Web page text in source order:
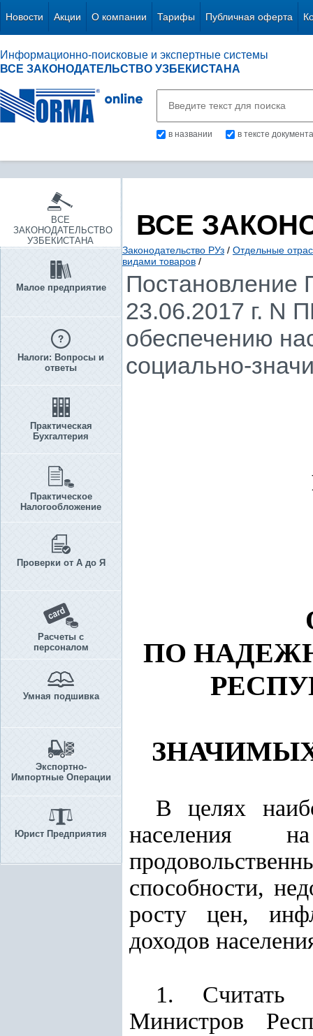
Новости Акции О компании Тарифы Публичная оферта
Информационно-поисковые и экспертные системы
ВСЕ ЗАКОНОДАТЕЛЬСТВО УЗБЕКИСТАНА
в названии в тексте документа
ВСЕ
ЗАКОНОДАТЕЛЬСТВО
УЗБЕКИСТАНА
Малое предприятие
Налоги: Вопросы и
ответы
Практическая
Бухгалтерия
Практическое
Налогообложение
Проверки от А до Я
Расчеты с
персоналом
Умная подшивка
Экспортно-
Импортные Операции
Юрист Предприятия
ВСЕ
Законодательство РУз / Отдельные
видами товаров /
Постановление
23.06.2017 г. N
обеспечению
социально-
ПО
В целях
населения
способности,
росту цен,
доходов
1. Считать
Министров